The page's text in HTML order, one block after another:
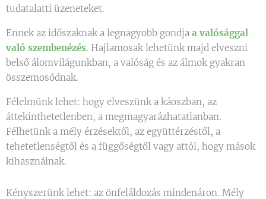
tudatalatti üzeneteket.
Ennek az időszaknak a legnagyobb gondja a valósággal
való szembenézés. Hajlamosak lehetünk majd elveszni
belső álomvilágunkban, a valóság és az álmok gyakran
összemosódnak.
Félelmünk lehet: hogy elveszünk a káoszban, az
áttekinthetetlenben, a megmagyarázhatatlanban.
Félhetünk a mély érzésektől, az együttérzéstől, a
tehetetlenségtől és a függőségtől vagy attól, hogy mások
kihasználnak.
Kényszerünk lehet: az önfeláldozás mindenáron. Mély